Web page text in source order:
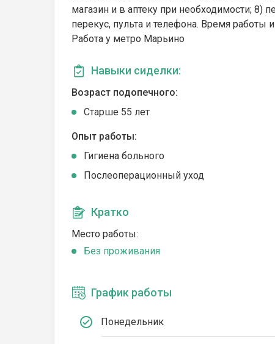
магазин и в аптеку при необходимости;
перекус, пульта и телефона. Время работы
Работа у метро Марьино
Навыки сиделки:
Возраст подопечного:
Cтарше 55 лет
Опыт работы:
Гигиена больного
Послеоперационный уход
Кратко
Место работы:
Без проживания
График работы
Понедельник